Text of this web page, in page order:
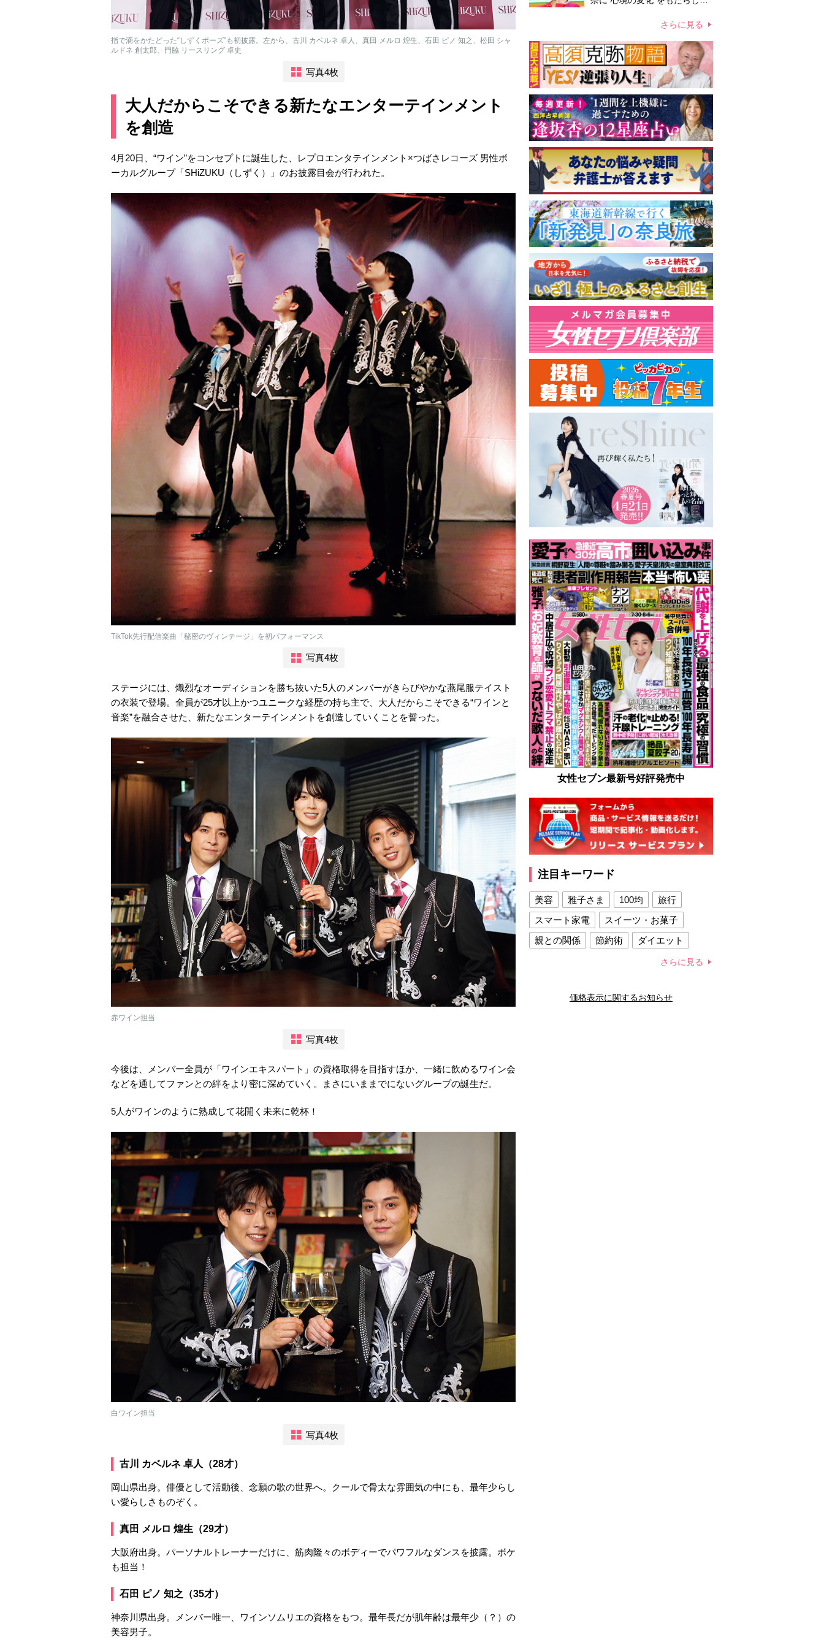
指で滴をかたどった“しずくポーズ”も初披露。左から、古川 カベルネ 卓人、真田 メルロ 煌生、石田 ピノ 知之、松田 シャ
ルドネ 創太郎、門脇 リースリング 卓史
写真4枚
大人だからこそできる新たなエンターテインメント
を創造
4月20日、“ワイン”をコンセプトに誕生した、レプロエンタテインメント×つばさレコーズ 男性ボ
ーカルグループ「SHiZUKU（しずく）」のお披露目会が行われた。
TikTok先行配信楽曲「秘密のヴィンテージ」を初パフォーマンス
写真4枚
ステージには、熾烈なオーディションを勝ち抜いた5人のメンバーがきらびやかな燕尾服テイスト
の衣装で登場。全員が25才以上かつユニークな経歴の持ち主で、大人だからこそできる“ワインと
音楽”を融合させた、新たなエンターテインメントを創造していくことを誓った。
赤ワイン担当
写真4枚
今後は、メンバー全員が「ワインエキスパート」の資格取得を目指すほか、一緒に飲めるワイン会
などを通してファンとの絆をより密に深めていく。まさにいままでにないグループの誕生だ。
5人がワインのように熟成して花開く未来に乾杯！
白ワイン担当
写真4枚
古川 カベルネ 卓人（28才）
岡山県出身。俳優として活動後、念願の歌の世界へ。クールで骨太な雰囲気の中にも、最年少らし
い愛らしさものぞく。
真田 メルロ 煌生（29才）
大阪府出身。パーソナルトレーナーだけに、筋肉隆々のボディーでパワフルなダンスを披露。ボケ
も担当！
石田 ピノ 知之（35才）
神奈川県出身。メンバー唯一、ワインソムリエの資格をもつ。最年長だが肌年齢は最年少（？）の
美容男子。
って「がんに蝕まれる母」を演
さらに見る
女性セブン最新号好評発売中
注目キーワード
美容 雅子さま 100均
旅行
スマート家電
スイーツ・お菓子
親との関係
節約術
ダイエット
夫との関係
新津春子 どか食い
さらに見る
価格表示に関するお知らせ